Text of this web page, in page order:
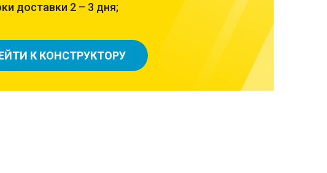
доставки 2 – 3 дня;
К КОНСТРУКТОРУ